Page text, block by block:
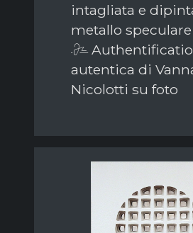
intagliata e
metallo speculare
autentica di
Nicolotti su foto